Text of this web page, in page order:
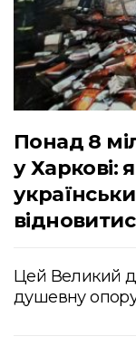
Понад 8
у Харкові:
Цей Великий
душевну